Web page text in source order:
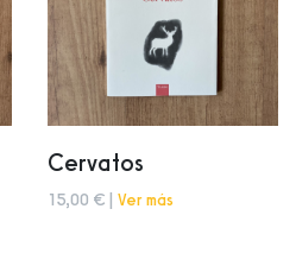
Cervatos
15,00 € | Ver más